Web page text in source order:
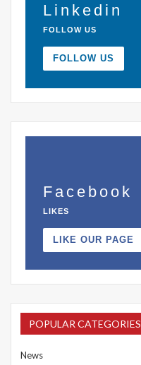
Linkedin
FOLLOW US
FOLLOW US
Facebook
LIKES
LIKE OUR PAGE
POPULAR CATEGORIES
News